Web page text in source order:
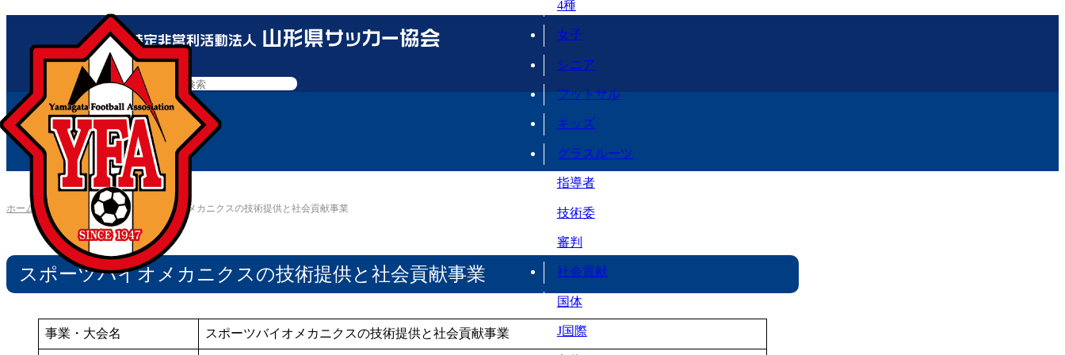
4種
女子
シニア
フットサル
キッズ
グラスルーツ
指導者
技術委
審判
社会貢献
国体
J国際
ホーム» 社会貢献 »スポーツバイオメカニクスの技術提供と社会貢献事業
スポーツバイオメカニクスの技術提供と社会貢献事業
事業・大会名 スポーツバイオメカニクスの技術提供と社会貢献事業